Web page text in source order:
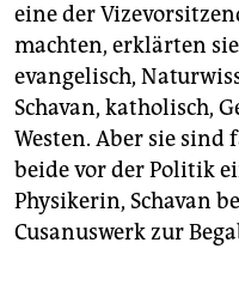
eine der
machten, erklärten
evangelisch,
Schavan, katholisch,
Westen. Aber sie
beide vor der Politik
Physikerin, Schavan
Cusanuswerk zur